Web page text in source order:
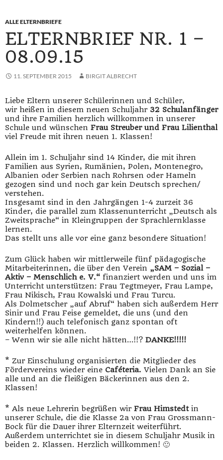
ALLE ELTERNBRIEFE
ELTERNBRIEF NR. 1 –
08.09.15
11. SEPTEMBER 2015 BIRGIT ALBRECHT
Liebe Eltern unserer Schülerinnen und Schüler,
wir heißen in diesem neuen Schuljahr 32 Schulanfänger
und ihre Familien herzlich willkommen in unserer
Schule und wünschen Frau Streuber und Frau Lilienthal
viel Freude mit ihren neuen 1. Klassen!
Allein im 1. Schuljahr sind 14 Kinder, die mit ihren
Familien aus Syrien, Rumänien, Polen, Montenegro,
Albanien oder Serbien nach Rohrsen oder Hameln
gezogen sind und noch gar kein Deutsch sprechen/
verstehen.
Insgesamt sind in den Jahrgängen 1-4 zurzeit 36
Kinder, die parallel zum Klassenunterricht „Deutsch als
Zweitsprache“ in Kleingruppen der Sprachlernklasse
lernen.
Das stellt uns alle vor eine ganz besondere Situation!
Zum Glück haben wir mittlerweile fünf pädagogische
Mitarbeiterinnen, die über den Verein „SAM – Sozial –
Aktiv – Menschlich e. V.“ finanziert werden und uns im
Unterricht unterstützen: Frau Tegtmeyer, Frau Lampe,
Frau Nikisch, Frau Kowalski und Frau Turcu.
Als Dolmetscher „auf Abruf“ haben sich außerdem Herr
Sinir und Frau Feise gemeldet, die uns (und den
Kindern!!) auch telefonisch ganz spontan oft
weiterhelfen können.
– Wenn wir sie alle nicht hätten…!!? DANKE!!!!!
* Zur Einschulung organisierten die Mitglieder des
Fördervereins wieder eine Caféteria. Vielen Dank an Sie
alle und an die fleißigen Bäckerinnen aus den 2.
Klassen!
* Als neue Lehrerin begrüßen wir Frau Himstedtin
unserer Schule, die die Klasse 2a von Frau Grossmann-
Bock für die Dauer ihrer Elternzeit weiterführt.
Außerdem unterrichtet sie in diesem Schuljahr Musik in
beiden 2. Klassen. Herzlich willkommen! 🙂